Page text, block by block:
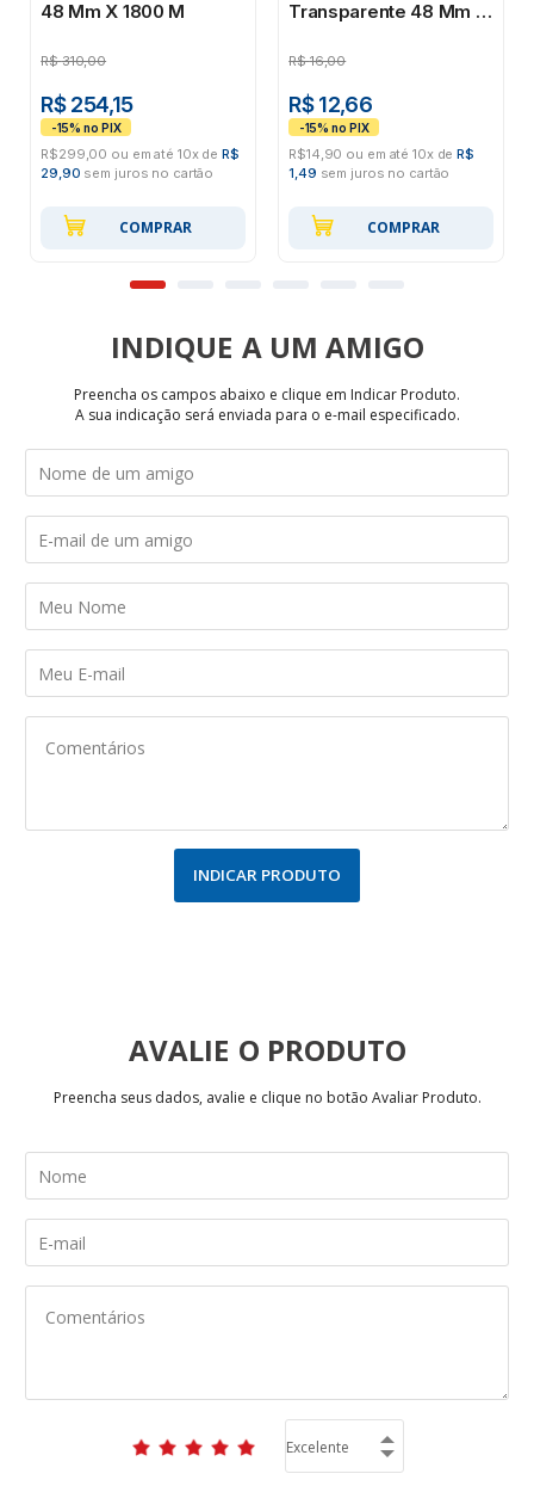
48 Mm X 1800 M
R$ 310,00
R$ 254,15
R$299,00 ou em até 10x deR$
29,90 sem juros no cartão
COMPRAR
Transparente 48 Mm X
R$ 16,00
R$ 12,66
R$14,90 ou em até 10x deR$
1,49 sem juros no cartão
COMPRAR
INDIQUE
Preencha os campos abaixo e clique em Indicar Produto.
A sua indicação será enviada para o e-mail especificado.
INDICAR PRODUTO
AVALIE
Preencha seus dados, avalie e clique no botão Avaliar Produto.